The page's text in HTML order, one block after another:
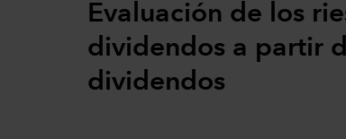
Evaluación de los
dividendos a partir
dividendos